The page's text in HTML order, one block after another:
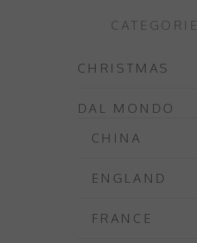
CATEGORIE
CHRISTMAS
DAL MONDO
CHINA
ENGLAND
FRANCE